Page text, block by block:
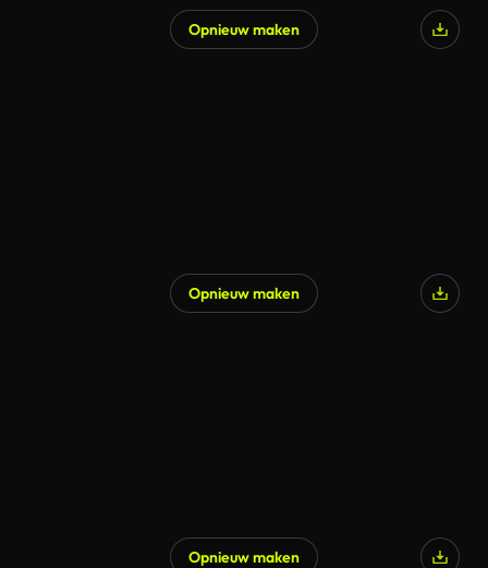
Opnieuw maken
Opnieuw maken
Opnieuw maken